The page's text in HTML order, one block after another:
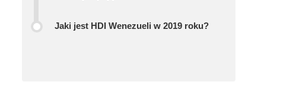
Jaki jest HDI Wenezueli w 2019 roku?